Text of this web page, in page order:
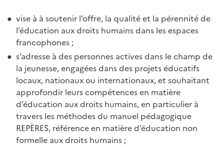
vise à à soutenir l’offre, la qualité et la pérennité de
l’éducation aux droits humains dans les espaces
francophones ;
s’adresse à des personnes actives dans le champ de
la jeunesse, engagées dans des projets éducatifs
locaux, nationaux ou internationaux, et souhaitant
approfondir leurs compétences en matière
d’éducation aux droits humains, en particulier à
travers les méthodes du manuel pédagogique
REPÈRES, référence en matière d’éducation non
formelle aux droits humains ;